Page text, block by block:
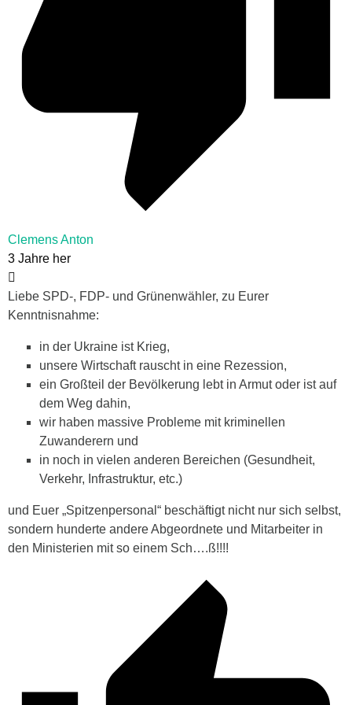
Clemens Anton
3 Jahre her
Liebe SPD-, FDP- und Grünenwähler, zu Eurer
Kenntnisnahme:
in der Ukraine ist Krieg,
unsere Wirtschaft rauscht in eine Rezession,
ein Großteil der Bevölkerung lebt in Armut oder ist auf
dem Weg dahin,
wir haben massive Probleme mit kriminellen
Zuwanderern und
in noch in vielen anderen Bereichen (Gesundheit,
Verkehr, Infrastruktur, etc.)
und Euer „Spitzenpersonal“ beschäftigt nicht nur sich selbst,
sondern hunderte andere Abgeordnete und Mitarbeiter in
den Ministerien mit so einem Sch….ß!!!!